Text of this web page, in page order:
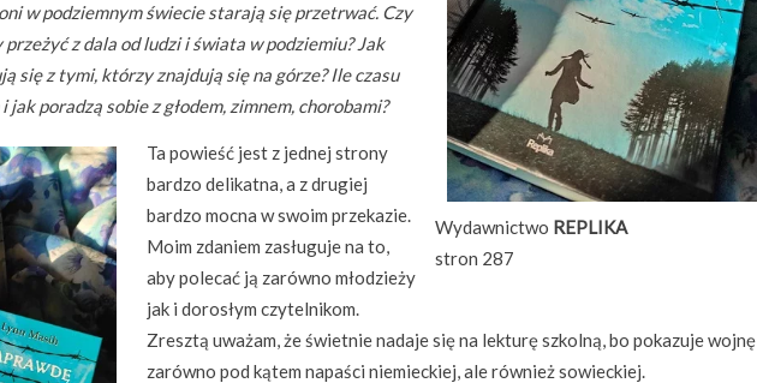
Wydawnictwo REPLIKA
stron 287
w podziemnym świecie starają się przetrwać. Czy
z dala od ludzi i świata w podziemiu? Jak
się z tymi, którzy znajdują się na górze? Ile czasu
jak poradzą sobie z głodem, zimnem, chorobami?
Ta powieść jest z jednej strony
bardzo delikatna, a z drugiej
bardzo mocna w swoim przekazie.
Moim zdaniem zasługuje na to,
aby polecać ją zarówno młodzieży
jak i dorosłym czytelnikom.
Zresztą uważam, że świetnie nadaje się na lekturę szkolną, bo pokazuje wojnę
zarówno pod kątem napaści niemieckiej, ale również sowieckiej.